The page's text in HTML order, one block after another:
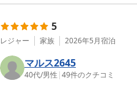
5
レジャー 家族 2026年5月宿泊
マルス2645
40代/男性 |49件のクチコミ